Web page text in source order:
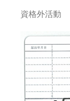
資格外活動